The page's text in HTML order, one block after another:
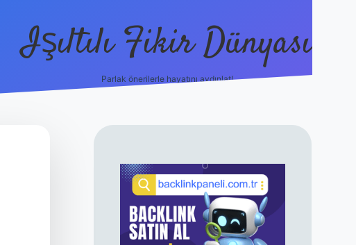
Işıltılı Fikir Dünyası
Parlak önerilerle hayatını aydınlat!
SIDEBAR
ilbet canlı maç izle